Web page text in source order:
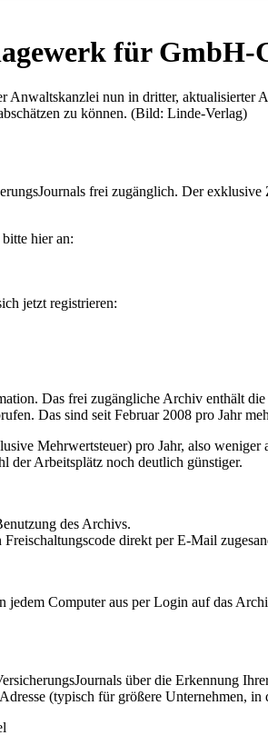
für GmbH-
Anwaltskanzlei nun in dritter,
zu können. (Bild: Linde-Verlag)
frei zugänglich. Der
hier an:
jetzt registrieren:
Das frei zugängliche Archiv enthält
Das sind seit Februar 2008 pro Jahr
Mehrwertsteuer) pro Jahr, also
der Arbeitsplätz noch deutlich günstiger.
des Archivs.
direkt per E-Mail
Computer aus per Login auf das
über die Erkennung
(typisch für größere Unternehmen, in